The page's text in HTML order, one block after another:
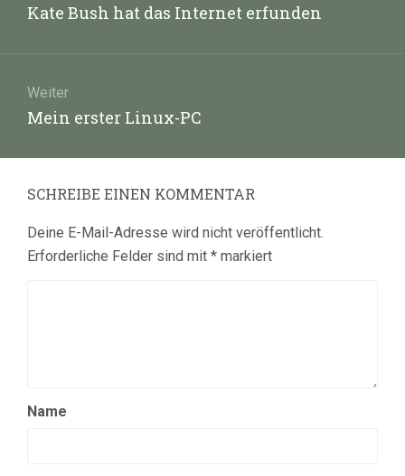
Vorheriger
Kate Bush hat das Internet erfunden
Weiter
Nächster
Mein erster Linux-PC
SCHREIBE EINEN KOMMENTAR
Deine E-Mail-Adresse wird nicht veröffentlicht.
Erforderliche Felder sind mit * markiert
Name